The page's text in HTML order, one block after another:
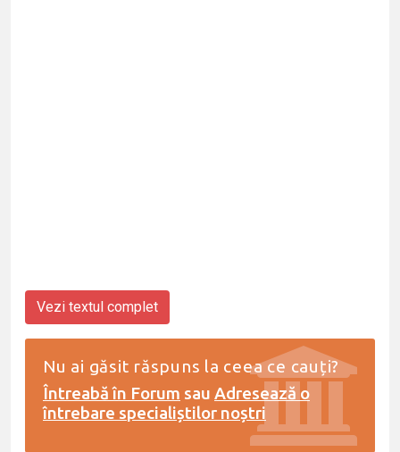
Vezi textul complet
Nu ai găsit răspuns la ceea ce cauți?
Întreabă în Forum sau Adresează o
întrebare specialiștilor noștri